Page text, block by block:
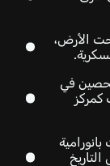
الأرض،
في
كمركز
بانورامية